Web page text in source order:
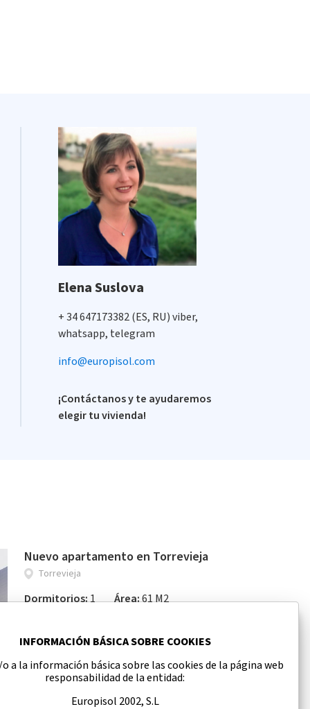
Elena Suslova
+ 34 647173382 (ES, RU) viber,
whatsapp, telegram
info@europisol.com
¡Contáctanos y te ayudaremos
elegir tu vivienda!
Nuevo apartamento en Torrevieja
Torrevieja
Dormitorios:1 Área:61 M2
INFORMACIÓN BÁSICA SOBRE COOKIES
a la información básica sobre las cookies de la página web
responsabilidad de la entidad:
Europisol 2002, S.L